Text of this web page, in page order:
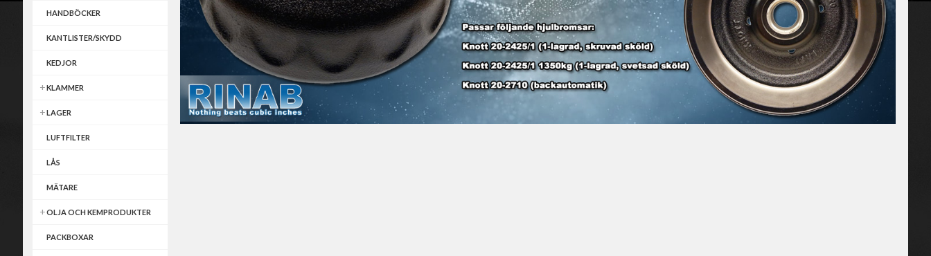
HANDBÖCKER
KANTLISTER/SKYDD
KEDJOR
KLAMMER
LAGER
LUFTFILTER
LÅS
MÄTARE
OLJA OCH KEMPRODUKTER
PACKBOXAR